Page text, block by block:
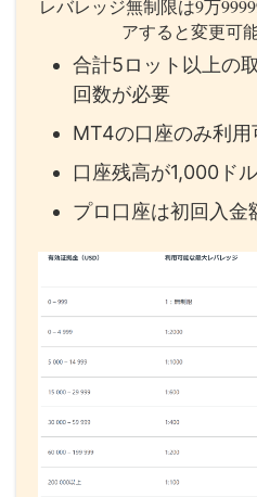
レバレッジ無制限は9万
アすると変更可
合計5ロット以上の
回数が必要
MT4の口座のみ利用
口座残高が1,000ド
プロ口座は初回入金